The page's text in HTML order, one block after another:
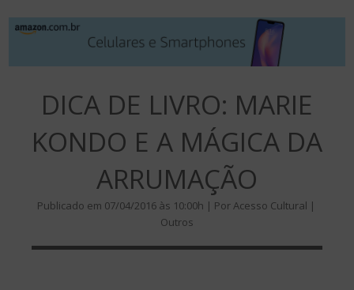
DICA DE LIVRO: MARIE
KONDO E A MÁGICA DA
ARRUMAÇÃO
Publicado em 07/04/2016 às 10:00h | Por Acesso Cultural |
Outros